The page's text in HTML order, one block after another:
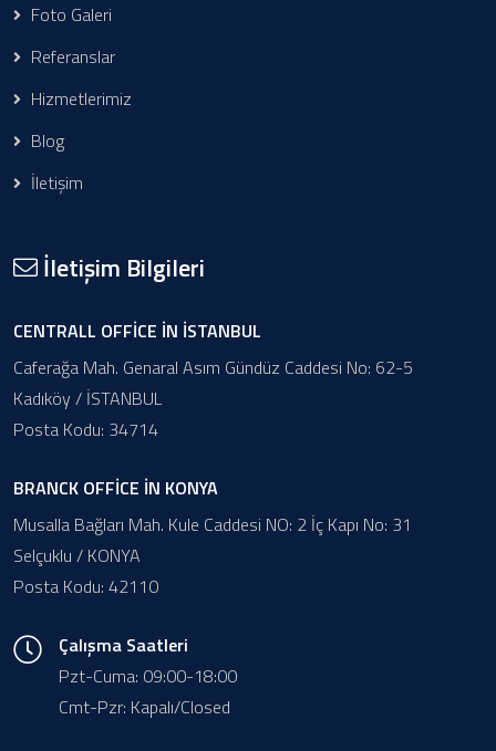
Foto Galeri
Referanslar
Hizmetlerimiz
Blog
İletişim
İletişim Bilgileri
CENTRALL OFFİCE İN İSTANBUL
Caferağa Mah. Genaral Asım Gündüz Caddesi No: 62-5
Kadıköy / İSTANBUL
Posta Kodu: 34714
BRANCK OFFİCE İN KONYA
Musalla Bağları Mah. Kule Caddesi NO: 2 İç Kapı No: 31
Selçuklu / KONYA
Posta Kodu: 42110
Çalışma Saatleri
Pzt-Cuma: 09:00-18:00
Cmt-Pzr: Kapalı/Closed